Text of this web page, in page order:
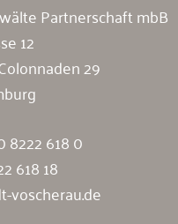
Partnerschaft mbB
12
29
8222 618 0
618 18
voscherau.de